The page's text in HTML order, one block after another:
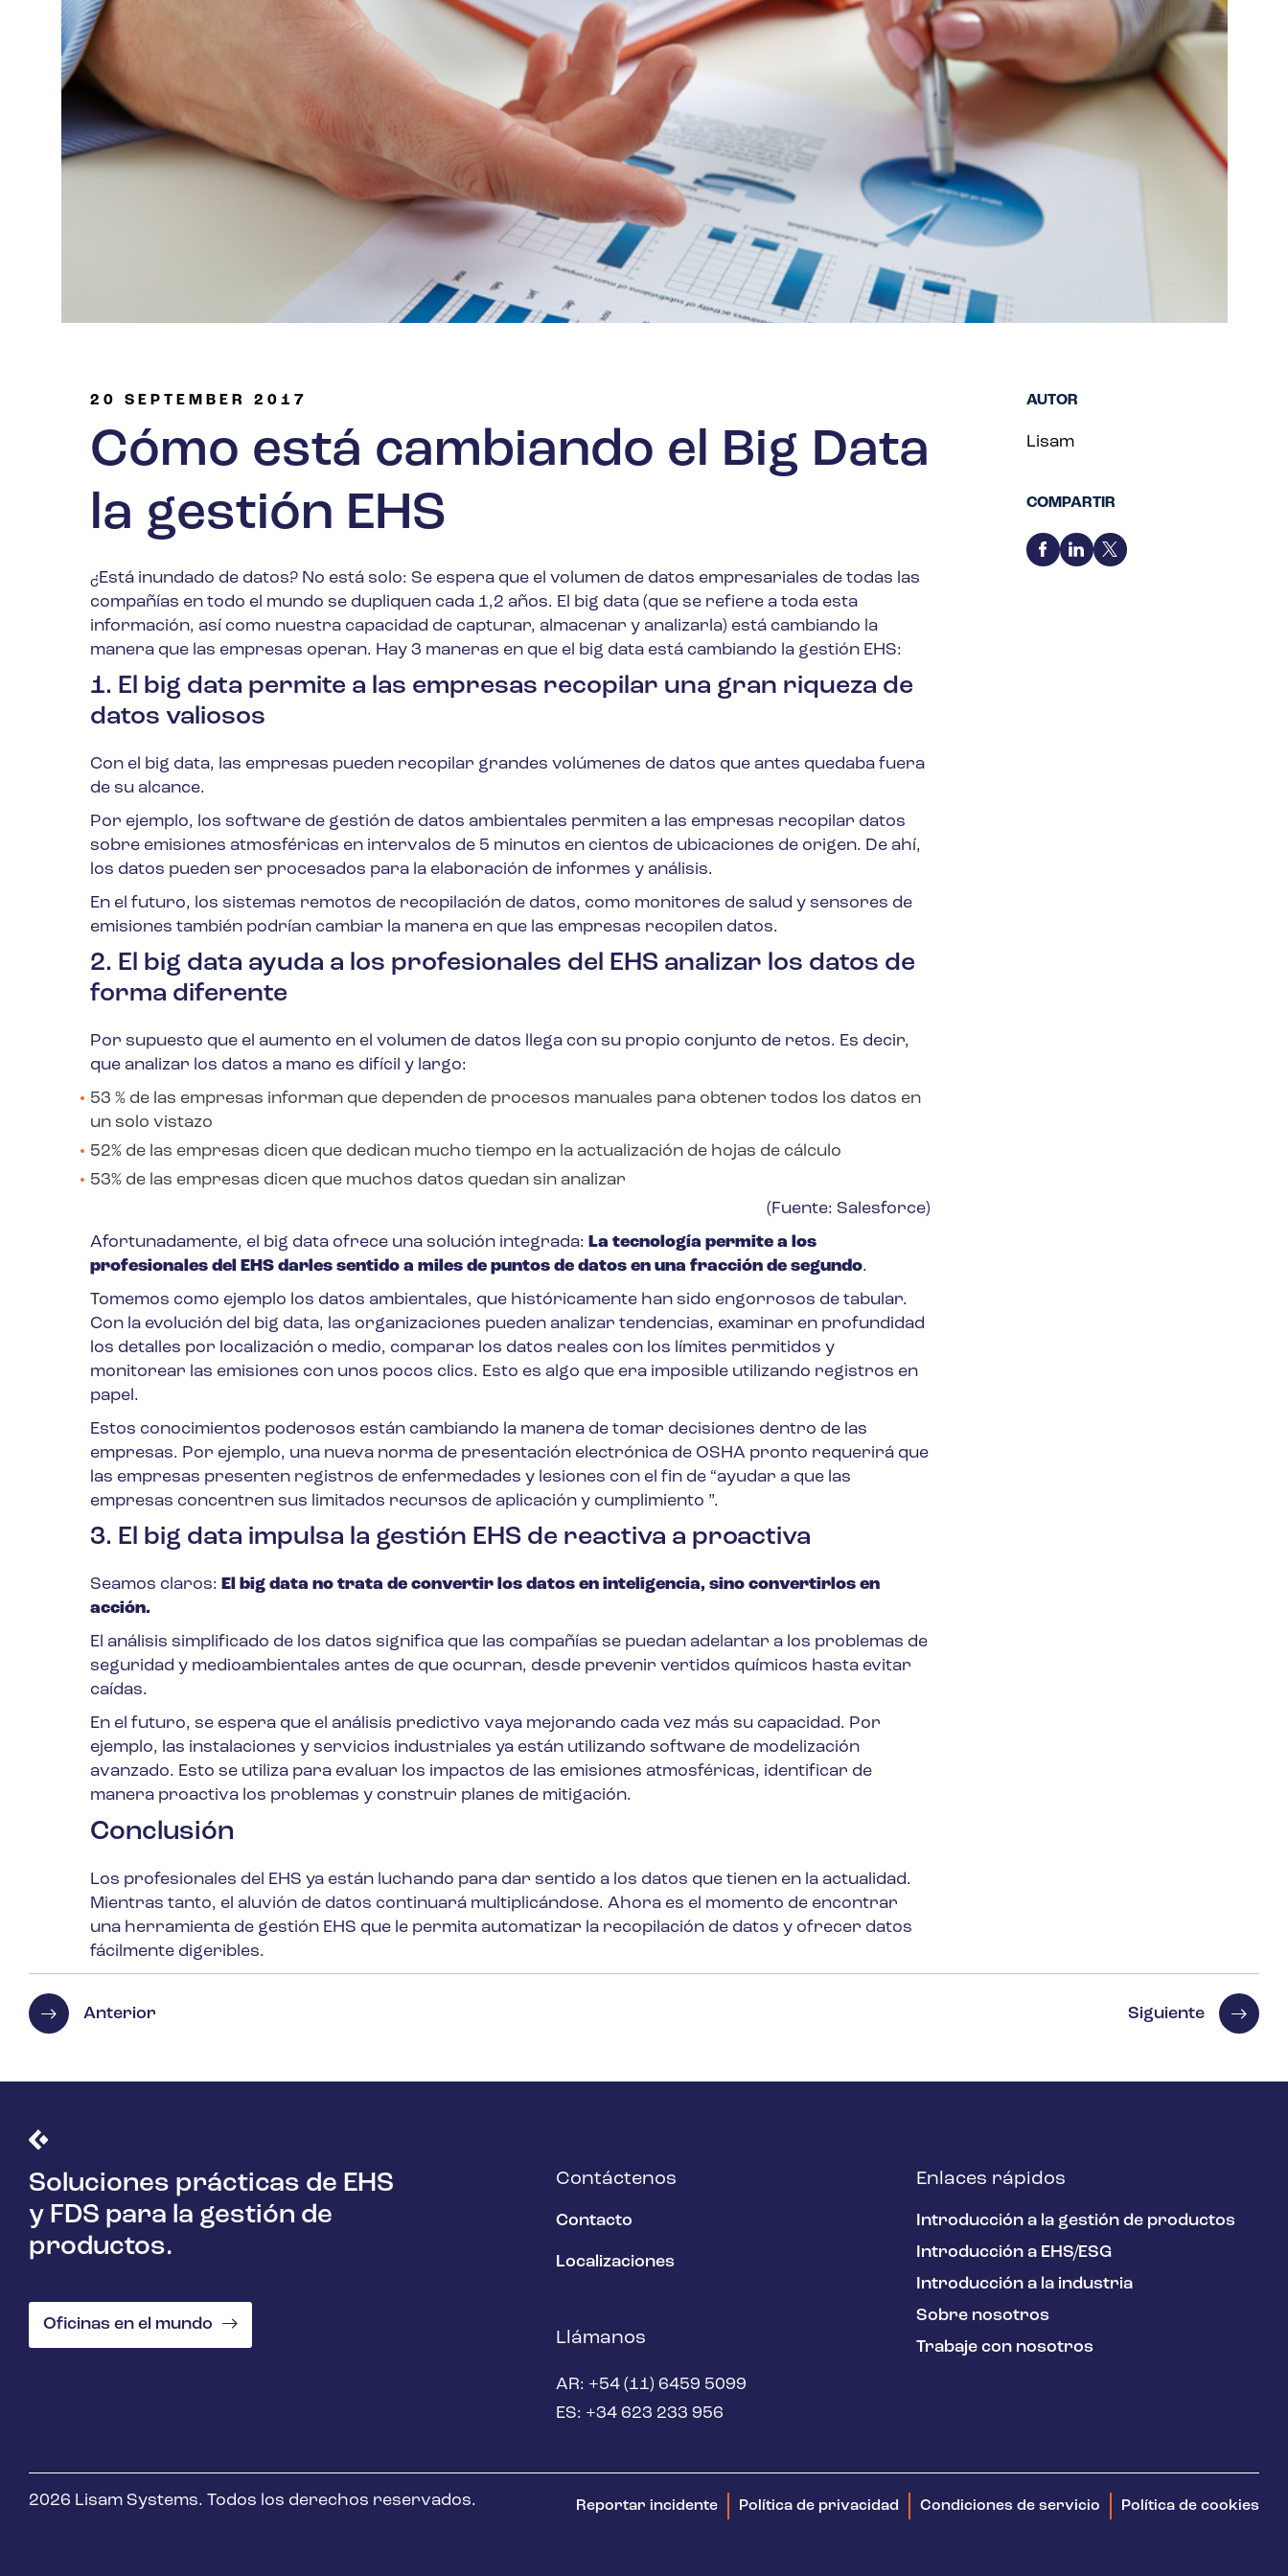
Industria de petróleo y gas
20 SEPTEMBER 2017
Cómo está cambiando el Big Data
la gestión EHS
¿Está inundado de datos? No está solo: Se espera que el volumen de datos empresariales de todas las
compañías en todo el mundo se dupliquen cada 1,2 años. El big data (que se refiere a toda esta
información, así como nuestra capacidad de capturar, almacenar y analizarla) está cambiando la
manera que las empresas operan. Hay 3 maneras en que el big data está cambiando la gestión EHS:
1. El big data permite a las empresas recopilar una gran riqueza de
datos valiosos
Con el big data, las empresas pueden recopilar grandes volúmenes de datos que antes quedaba fuera
de su alcance.
Por ejemplo, los software de gestión de datos ambientales permiten a las empresas recopilar datos
sobre emisiones atmosféricas en intervalos de 5 minutos en cientos de ubicaciones de origen. De ahí,
los datos pueden ser procesados para la elaboración de informes y análisis.
En el futuro, los sistemas remotos de recopilación de datos, como monitores de salud y sensores de
emisiones también podrían cambiar la manera en que las empresas recopilen datos.
2. El big data ayuda a los profesionales del EHS analizar los datos de
forma diferente
Por supuesto que el aumento en el volumen de datos llega con su propio conjunto de retos. Es decir,
que analizar los datos a mano es difícil y largo:
53 % de las empresas informan que dependen de procesos manuales para obtener todos los datos en
un solo vistazo
52% de las empresas dicen que dedican mucho tiempo en la actualización de hojas de cálculo
53% de las empresas dicen que muchos datos quedan sin analizar
(Fuente: Salesforce)
Afortunadamente, el big data ofrece una solución integrada: La tecnología permite a los
profesionales del EHS darles sentido a miles de puntos de datos en una fracción de segundo.
Tomemos como ejemplo los datos ambientales, que históricamente han sido engorrosos de tabular.
Con la evolución del big data, las organizaciones pueden analizar tendencias, examinar en profundidad
los detalles por localización o medio, comparar los datos reales con los límites permitidos y
monitorear las emisiones con unos pocos clics. Esto es algo que era imposible utilizando registros en
papel.
Estos conocimientos poderosos están cambiando la manera de tomar decisiones dentro de las
empresas. Por ejemplo, una nueva norma de presentación electrónica de OSHA pronto requerirá que
las empresas presenten registros de enfermedades y lesiones con el fin de “ayudar a que las
empresas concentren sus limitados recursos de aplicación y cumplimiento ”.
3. El big data impulsa la gestión EHS de reactiva a proactiva
Seamos claros: El big data no trata de convertir los datos en inteligencia, sino convertirlos en
acción.
El análisis simplificado de los datos significa que las compañías se puedan adelantar a los problemas de
seguridad y medioambientales antes de que ocurran, desde prevenir vertidos químicos hasta evitar
caídas.
En el futuro, se espera que el análisis predictivo vaya mejorando cada vez más su capacidad. Por
ejemplo, las instalaciones y servicios industriales ya están utilizando software de modelización
avanzado. Esto se utiliza para evaluar los impactos de las emisiones atmosféricas, identificar de
manera proactiva los problemas y construir planes de mitigación.
Conclusión
Los profesionales del EHS ya están luchando para dar sentido a los datos que tienen en la actualidad.
Mientras tanto, el aluvión de datos continuará multiplicándose. Ahora es el momento de encontrar
una herramienta de gestión EHS que le permita automatizar la recopilación de datos y ofrecer datos
fácilmente digeribles.
AUTOR
Lisam
COMPARTIR
Anterior Siguiente
Soluciones prácticas de EHS
y FDS para la gestión de
productos.
Oficinas en el mundo
Contáctenos
Contacto
Localizaciones
Llámanos
AR: +54 (11) 6459 5099
ES: +34 623 233 956
Enlaces rápidos
Introducción a la gestión de productos
Introducción a EHS/ESG
Introducción a la industria
Sobre nosotros
Trabaje con nosotros
2026 Lisam Systems. Todos los derechos reservados. Reportar incidente Política de privacidad Condiciones de servicio Política de cookies